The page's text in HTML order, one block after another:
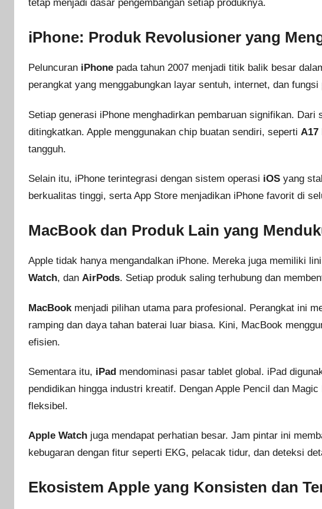
tetap menjadi dasar pengembangan setiap produknya.
iPhone: Produk Revolusioner yang
Peluncuran iPhone pada tahun 2007 menjadi titik balik besar
perangkat yang menggabungkan layar sentuh, internet, dan
Setiap generasi iPhone menghadirkan pembaruan signifikan.
ditingkatkan. Apple menggunakan chip buatan sendiri, seperti
tangguh.
Selain itu, iPhone terintegrasi dengan sistem operasi iOS yang
berkualitas tinggi, serta App Store menjadikan iPhone favorit di
MacBook dan Produk Lain yang
Apple tidak hanya mengandalkan iPhone. Mereka juga memiliki
Watch, dan AirPods. Setiap produk saling terhubung dan
MacBook menjadi pilihan utama para profesional. Perangkat ini
ramping dan daya tahan baterai luar biasa. Kini, MacBook
efisien.
Sementara itu, iPad mendominasi pasar tablet global. iPad
pendidikan hingga industri kreatif. Dengan Apple Pencil dan
fleksibel.
Apple Watch juga mendapat perhatian besar. Jam pintar ini
kebugaran dengan fitur seperti EKG, pelacak tidur, dan deteksi
Ekosistem Apple yang Konsisten dan